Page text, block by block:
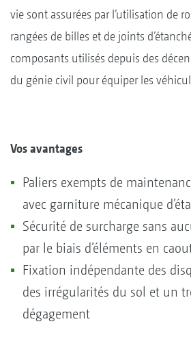
vie sont assurées par l’utilisation de
rangées de billes et de joints
composants utilisés depuis des
du génie civil pour équiper les
Vos avantages
Paliers exempts de
avec garniture mécanique
Sécurité de surcharge sans
par le biais d’éléments en
Fixation indépendante des
des irrégularités du sol et un
dégagement